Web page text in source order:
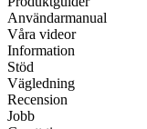
Användarmanual
Våra videor
Information
Stöd
Vägledning
Recension
Jobb